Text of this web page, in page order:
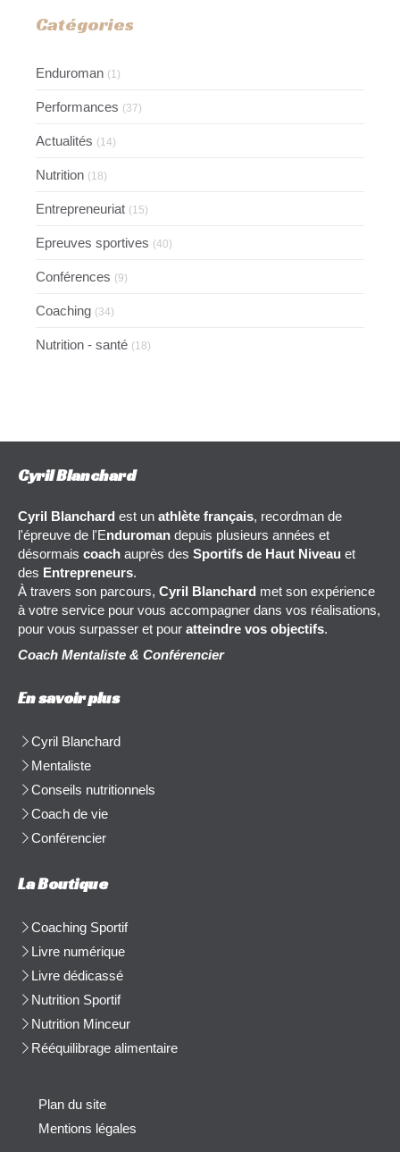
Catégories
Enduroman (1)
Performances (37)
Actualités (14)
Nutrition (18)
Entrepreneuriat (15)
Epreuves sportives (40)
Conférences (9)
Coaching (34)
Nutrition - santé (18)
Cyril Blanchard
Cyril Blanchard est un athlète français, recordman de
l'épreuve de l'Enduroman depuis plusieurs années et
désormais coach auprès des Sportifs de Haut Niveau et
des Entrepreneurs.
À travers son parcours, Cyril Blanchard met son expérience
à votre service pour vous accompagner dans vos réalisations,
pour vous surpasser et pour atteindre vos objectifs.
Coach Mentaliste & Conférencier
En savoir plus
Cyril Blanchard
Mentaliste
Conseils nutritionnels
Coach de vie
Conférencier
La Boutique
Coaching Sportif
Livre numérique
Livre dédicassé
Nutrition Sportif
Nutrition Minceur
Rééquilibrage alimentaire
Plan du site
Mentions légales